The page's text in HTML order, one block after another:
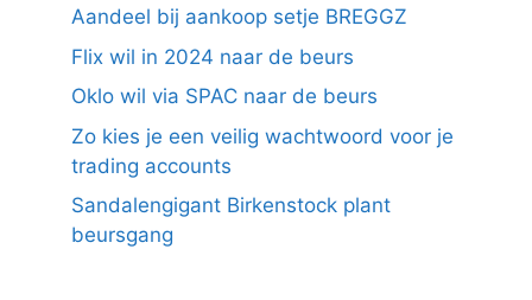
Aandeel bij aankoop setje BREGGZ
Flix wil in 2024 naar de beurs
Oklo wil via SPAC naar de beurs
Zo kies je een veilig wachtwoord voor je
trading accounts
Sandalengigant Birkenstock plant
beursgang